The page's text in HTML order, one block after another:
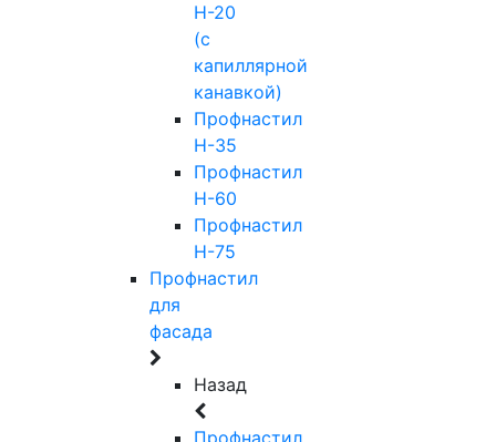
Н-20
(с
капиллярной
канавкой)
Профнастил
Н-35
Профнастил
Н-60
Профнастил
Н-75
Профнастил
для
фасада
Назад